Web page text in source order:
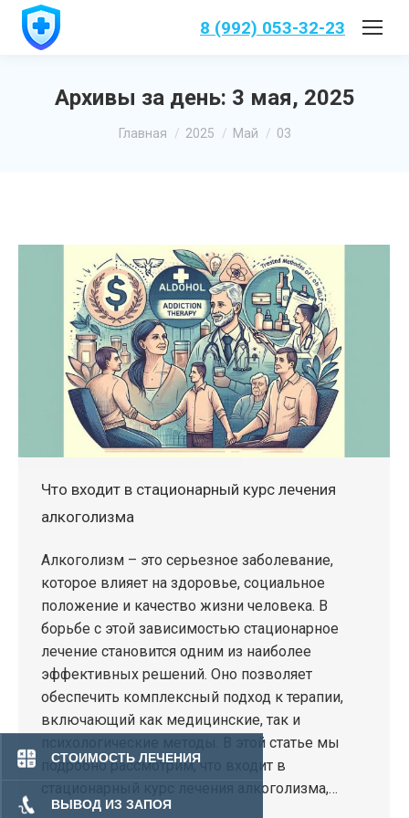
СТОИМОСТЬ ЛЕЧЕНИЯ
ВЫВОД ИЗ ЗАПОЯ
8 (992) 053-32-23
Архивы за день: 3 мая, 2025
Вы здесь:
Главная 2025 Май 03
Что входит в стационарный курс лечения
алкоголизма
Алкоголизм – это серьезное заболевание,
которое влияет на здоровье, социальное
положение и качество жизни человека. В
борьбе с этой зависимостью стационарное
лечение становится одним из наиболее
эффективных решений. Оно позволяет
обеспечить комплексный подход к терапии,
включающий как медицинские, так и
психологические методы. В этой статье мы
подробно рассмотрим, что входит в
стационарный курс лечения алкоголизма,…